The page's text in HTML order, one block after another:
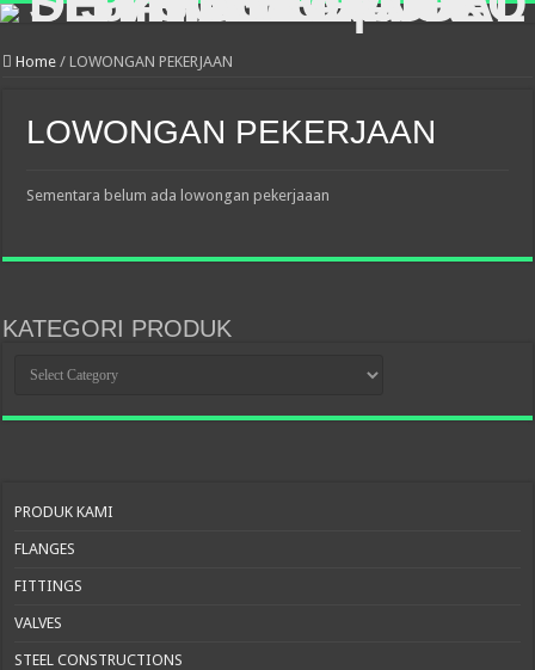
Home / LOWONGAN PEKERJAAN
LOWONGAN PEKERJAAN
Sementara belum ada lowongan pekerjaaan
KATEGORI PRODUK
PRODUK
PRODUK KAMI
FLANGES
FITTINGS
VALVES
STEEL CONSTRUCTIONS